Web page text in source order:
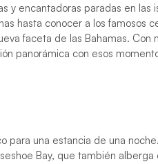
y encantadoras paradas en las
hasta conocer a los famosos
faceta de las Bahamas.
panorámica con esos
para una estancia de una
Bay, que también